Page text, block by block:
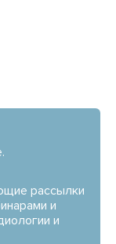
рассылки
и
и